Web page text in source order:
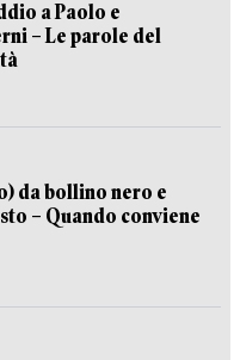
a Paolo e
– Le parole del
da bollino nero e
– Quando conviene